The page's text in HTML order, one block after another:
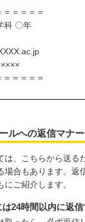
＝＝＝＝＝
科 〇年
＝＝＝＝＝
ルへの返信マナー
は、こちらから送る
場合もあります。返
ご紹介します。
24時間以内に返信